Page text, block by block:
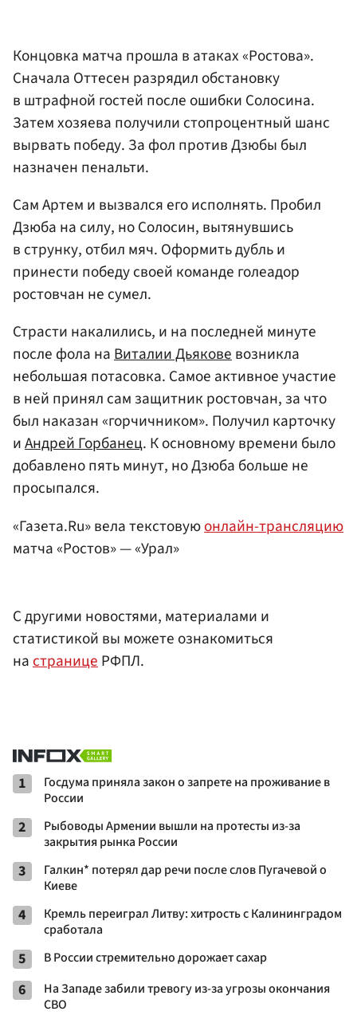
Концовка матча прошла в атаках «Ростова».
Сначала Оттесен разрядил обстановку
в штрафной гостей после ошибки Солосина.
Затем хозяева получили стопроцентный шанс
вырвать победу. За фол против Дзюбы был
назначен пенальти.
Сам Артем и вызвался его исполнять. Пробил
Дзюба на силу, но Солосин, вытянувшись
в струнку, отбил мяч. Оформить дубль и
принести победу своей команде голеадор
ростовчан не сумел.
Страсти накалились, и на последней минуте
после фола наВиталии Дьяковевозникла
небольшая потасовка. Самое активное участие
в ней принял сам защитник ростовчан, за что
был наказан «горчичником». Получил карточку
иАндрей Горбанец. К основному времени было
добавлено пять минут, но Дзюба больше не
просыпался.
«Газета.Ru» вела текстовуюонлайн-трансляцию
матча «Ростов» — «Урал»
С другими новостями, материалами и
статистикой вы можете ознакомиться
настраницеРФПЛ.
1
Госдума приняла закон о запрете на проживание в
России
2
Рыбоводы Армении вышли на протесты из-за
закрытия рынка России
3
Галкин* потерял дар речи после слов Пугачевой о
Киеве
4
Кремль переиграл Литву: хитрость с Калининградом
сработала
5 В России стремительно дорожает сахар
6
На Западе забили тревогу из-за угрозы окончания
СВО